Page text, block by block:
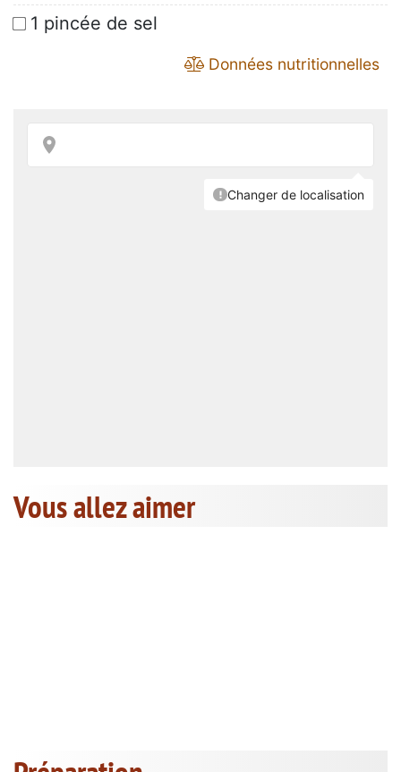
1 pincée de sel
Données nutritionnelles
Vous allez aimer